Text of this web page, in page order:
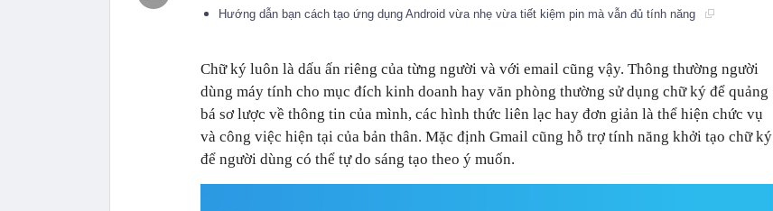
Hướng dẫn bạn cách tạo ứng dụng Android vừa nhẹ vừa tiết kiệm pin mà vẫn đủ tính năng
Chữ ký luôn là dấu ấn riêng của từng người và với email cũng vậy. Thông thường người
dùng máy tính cho mục đích kinh doanh hay văn phòng thường sử dụng chữ ký để quảng
bá sơ lược về thông tin của mình, các hình thức liên lạc hay đơn giản là thể hiện chức vụ
và công việc hiện tại của bản thân. Mặc định Gmail cũng hỗ trợ tính năng khởi tạo chữ ký
để người dùng có thể tự do sáng tạo theo ý muốn.